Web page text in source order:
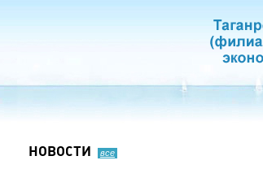
НОВОСТИ все